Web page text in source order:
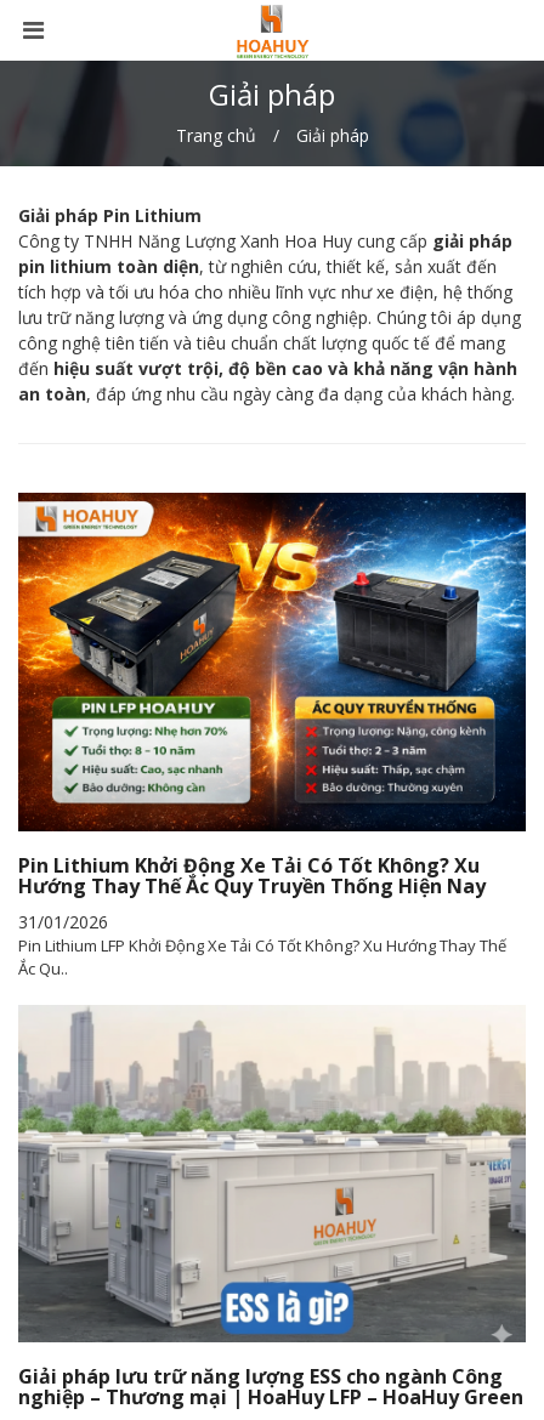
Giải pháp
Trang chủ Giải pháp
Giải pháp Pin Lithium
Công ty TNHH Năng Lượng Xanh Hoa Huy cung cấp giải pháp
pin lithium toàn diện, từ nghiên cứu, thiết kế, sản xuất đến
tích hợp và tối ưu hóa cho nhiều lĩnh vực như xe điện, hệ thống
lưu trữ năng lượng và ứng dụng công nghiệp. Chúng tôi áp dụng
công nghệ tiên tiến và tiêu chuẩn chất lượng quốc tế để mang
đến hiệu suất vượt trội, độ bền cao và khả năng vận hành
an toàn, đáp ứng nhu cầu ngày càng đa dạng của khách hàng.
Pin Lithium Khởi Động Xe Tải Có Tốt Không? Xu
Hướng Thay Thế Ắc Quy Truyền Thống Hiện Nay
31/01/2026
Pin Lithium LFP Khởi Động Xe Tải Có Tốt Không? Xu Hướng Thay Thế
Ắc Qu..
Giải pháp lưu trữ năng lượng ESS cho ngành Công
nghiệp – Thương mại | HoaHuy LFP – HoaHuy Green